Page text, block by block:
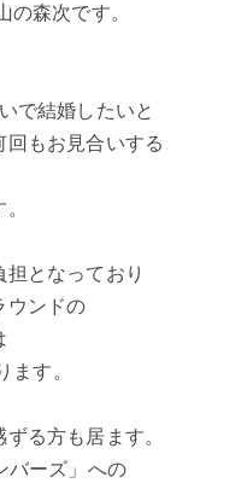
の森次です。
で結婚したいと
回もお見合いする
となっており
ウンドの
ます。
る方も居ます。
バーズ」への